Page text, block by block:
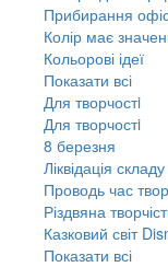
Прибирання
Колір має
Кольорові ідеї
Показати всі
Для творчостi
Для творчостi
8 березня
Ліквідація складу
Проводь час
Різдвяна
Казковий світ
Показати всі